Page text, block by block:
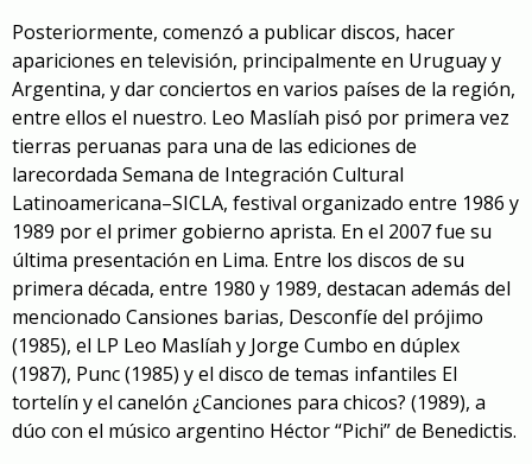
Posteriormente, comenzó a publicar discos, hacer
apariciones en televisión, principalmente en Uruguay y
Argentina, ydarconciertos en varios países de la región,
entre ellos el nuestro. Leo Maslíah pisó por primera vez
tierras peruanas para una de las ediciones de
larecordada Semana de Integración Cultural
Latinoamericana–SICLA, festival organizado entre 1986 y
1989 por el primer gobierno aprista. En el 2007fue su
última presentación en Lima. Entre los discos de su
primera década, entre 1980 y 1989, destacan además del
mencionado Cansiones barias, Desconfíe del prójimo
(1985), el LP Leo Maslíah y Jorge Cumbo en dúplex
(1987), Punc(1985) yel disco de temas infantiles El
tortelín y el canelón ¿Canciones para chicos? (1989), a
dúo con el músico argentino Héctor“Pichi”de Benedictis.